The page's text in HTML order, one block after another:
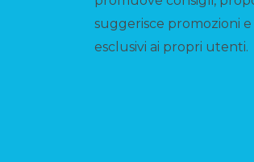
suggerisce promozioni
esclusivi ai propri utenti.